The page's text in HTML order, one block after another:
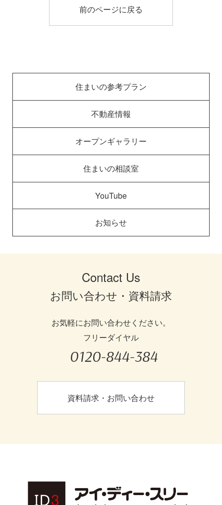
前のページに戻る
住まいの参考プラン
不動産情報
オープンギャラリー
住まいの相談室
YouTube
お知らせ
Contact Us
お問い合わせ・資料請求
お気軽にお問い合わせください。
フリーダイヤル
0120-844-384
資料請求・お問い合わせ